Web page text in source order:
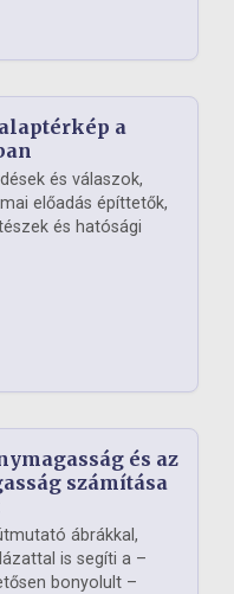
a
és válaszok,
előadás építtetők,
és hatósági
és az
számítása
ábrákkal,
is segíti a –
bonyolult –